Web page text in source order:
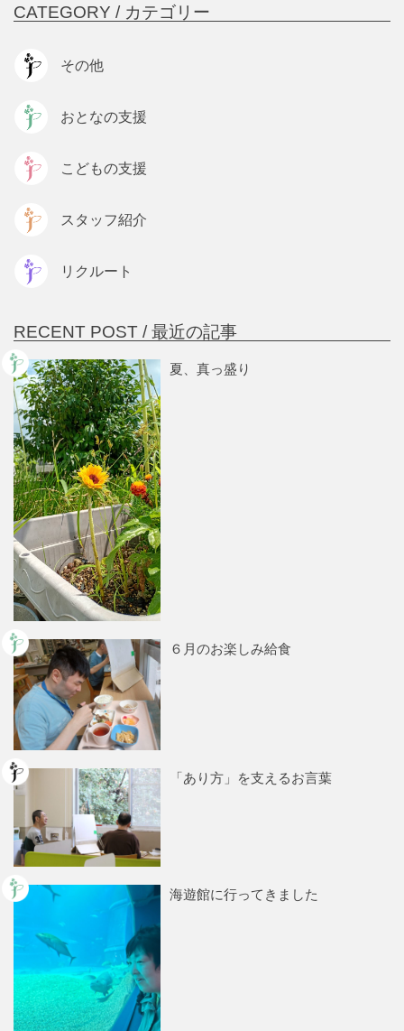
CATEGORY / カテゴリー
その他
おとなの支援
こどもの支援
スタッフ紹介
リクルート
RECENT POST /最近の記事
夏、真っ盛り
６月のお楽しみ給食
「あり方」を支えるお言葉
海遊館に行ってきました